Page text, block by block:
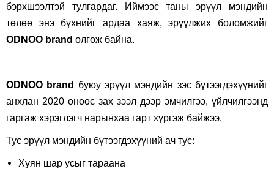
бэрхшээлтэй тулгардаг. Иймээс таны эрүүл мэндийн
төлөө энэ бүхнийг ардаа хаяж, эрүүлжих боломжийг
ODNOO brand олгож байна.
ODNOO brand
буюу эрүүл мэндийн зэс бүтээгдэхүүнийг
анхлан 2020 оноос зах зээл дээр эмчилгээ, үйлчилгээнд
гаргаж хэрэглэгч нарынхаа гарт хүргэж байжээ.
Тус эрүүл мэндийн бүтээгдэхүүний ач тус:
Хуян шар усыг тараана